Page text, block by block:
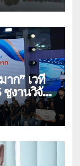
ก” เวที
งานวิจัย
มสู่เชิง